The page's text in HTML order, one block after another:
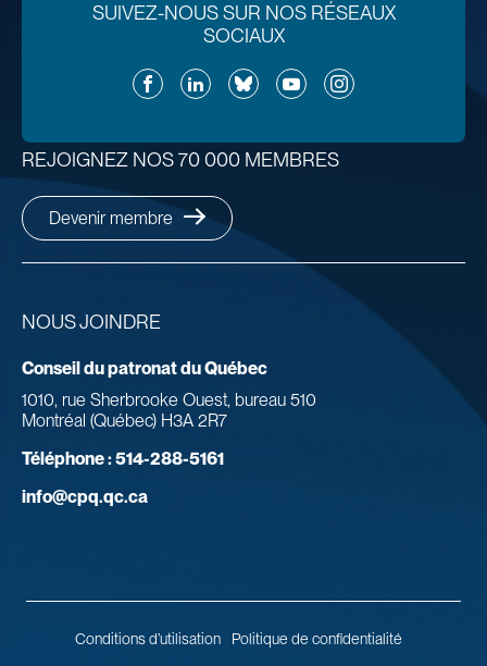
SUIVEZ-NOUS SUR NOS RÉSEAUX
SOCIAUX
FacebookLinkedInBlueskyYouTubeInstagram
NOUS JOINDRE
Conseil du patronat du Québec
1010, rue Sherbrooke Ouest, bureau 510
Montréal (Québec) H3A 2R7
Téléphone :514-288-5161
info@cpq.qc.ca
REJOIGNEZ NOS 70 000 MEMBRES
Devenir membre
Conditions d’utilisation Politique de confidentialité